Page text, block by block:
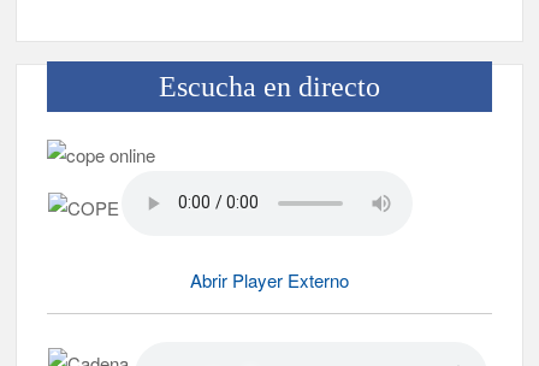
Escucha en directo
Abrir Player Externo